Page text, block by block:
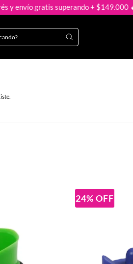
gratis superando + $149.000 🔥
24% OFF